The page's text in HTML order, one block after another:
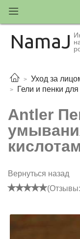
NamaJ
Уход за
Гели и пенки
Antler
Вернуться назад
(Отзывы: